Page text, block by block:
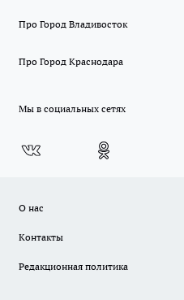
Про Город Владивосток
Про Город Краснодара
Мы в социальных сетях
О нас
Контакты
Редакционная политика